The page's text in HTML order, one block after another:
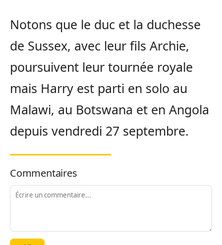
Notons que le duc et la duchesse
de Sussex, avec leur fils Archie,
poursuivent leur tournée royale
mais Harry est parti en solo au
Malawi, au Botswana et en Angola
depuis vendredi 27 septembre.
Commentaires